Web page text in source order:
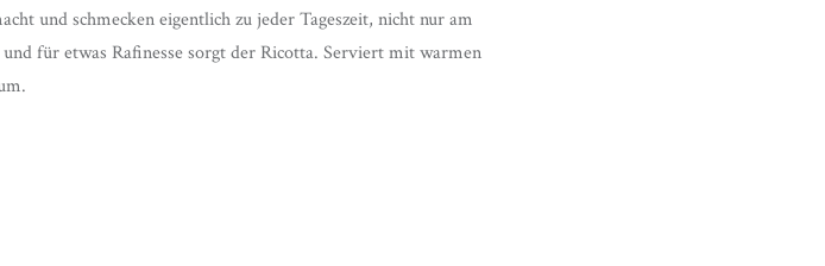
und schmecken eigentlich zu jeder Tageszeit, nicht nur am
für etwas Rafinesse sorgt der Ricotta. Serviert mit warmen